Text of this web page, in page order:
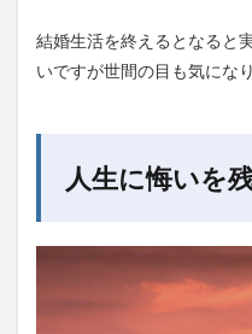
結婚生活を終えるとなると
いですが世間の目も気にな
人生に悔いを